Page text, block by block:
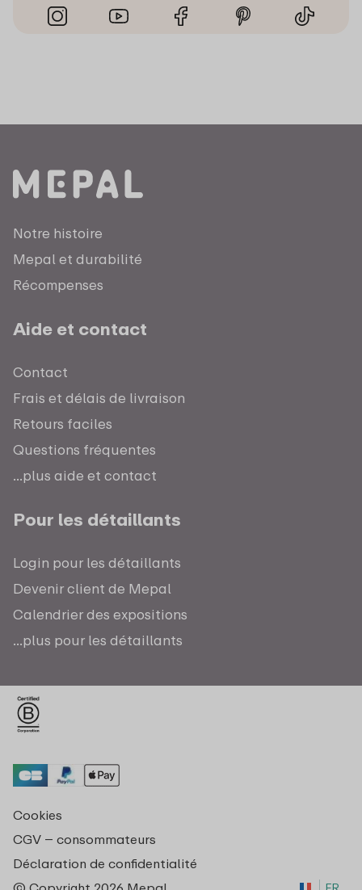
Notre histoire
Mepal et durabilité
Récompenses
Aide et contact
Contact
Frais et délais de livraison
Retours faciles
Questions fréquentes
...plus aide et contact
Pour les détaillants
Login pour les détaillants
Devenir client de Mepal
Calendrier des expositions
...plus pour les détaillants
Cookies
CGV – consommateurs
Déclaration de confidentialité